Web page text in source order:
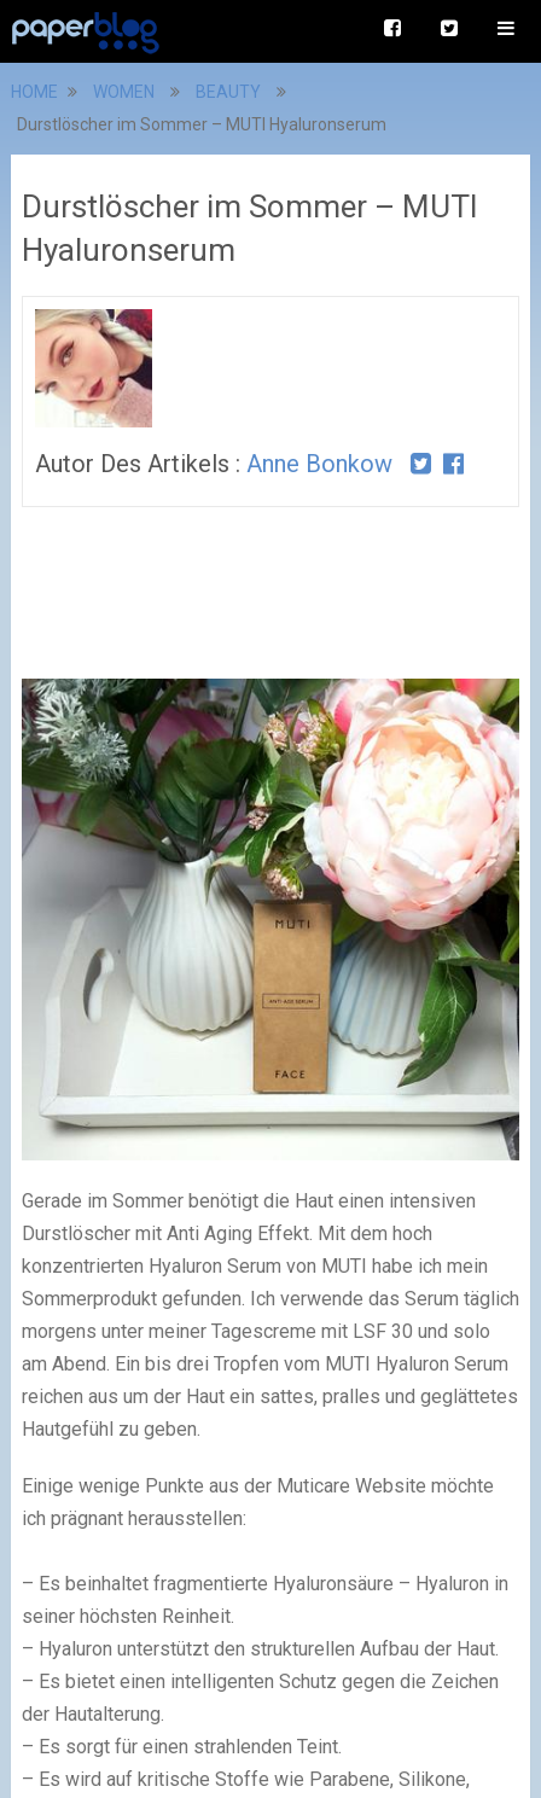
HOME WOMEN
BEAUTY
Durstlöscher im Sommer – MUTI Hyaluronserum
Durstlöscher im Sommer – MUTI
Hyaluronserum
Autor Des Artikels : Anne Bonkow
Gerade im Sommer benötigt die Haut einen intensiven
Durstlöscher mit Anti Aging Effekt. Mit dem hoch
konzentrierten Hyaluron Serum von MUTI habe ich mein
Sommerprodukt gefunden. Ich verwende das Serum täglich
morgens unter meiner Tagescreme mit LSF 30 und solo
am Abend. Ein bis drei Tropfen vom MUTI Hyaluron Serum
reichen aus um der Haut ein sattes, pralles und geglättetes
Hautgefühl zu geben.
Einige wenige Punkte aus der Muticare Website möchte
ich prägnant herausstellen:
– Es beinhaltet fragmentierte Hyaluronsäure – Hyaluron in
seiner höchsten Reinheit.
– Hyaluron unterstützt den strukturellen Aufbau der Haut.
– Es bietet einen intelligenten Schutz gegen die Zeichen
der Hautalterung.
– Es sorgt für einen strahlenden Teint.
– Es wird auf kritische Stoffe wie Parabene, Silikone,